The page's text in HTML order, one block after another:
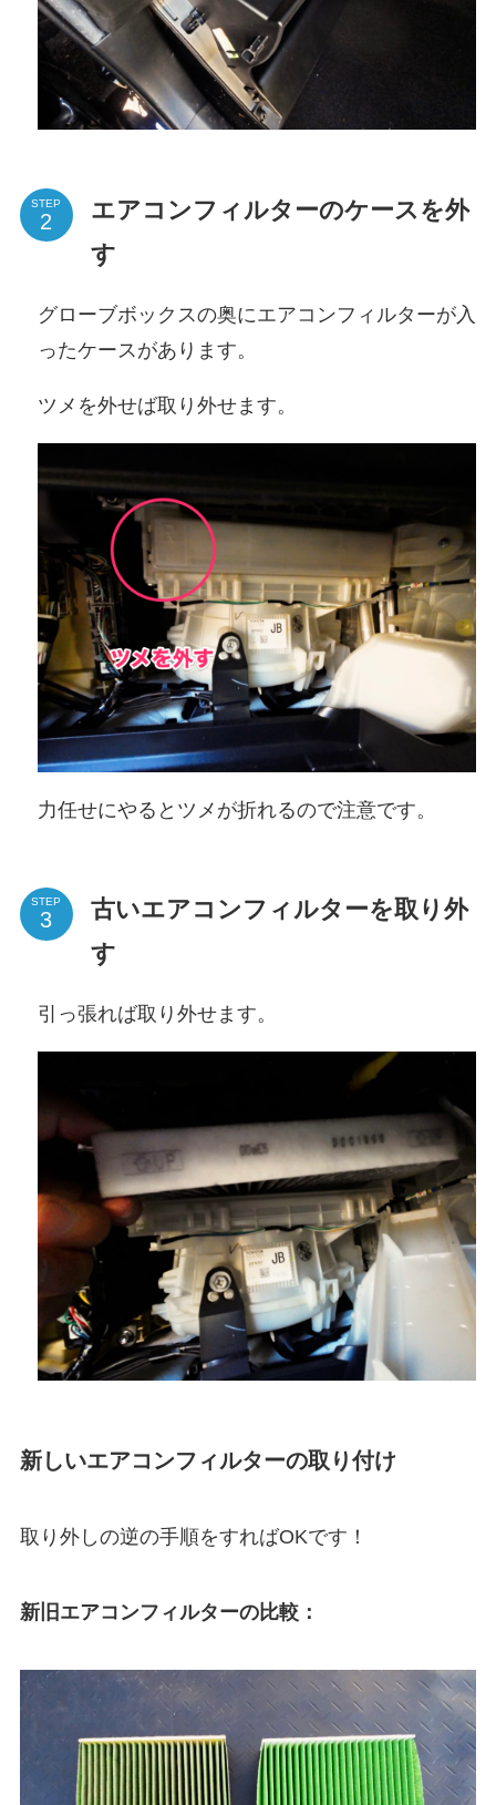
STEP
エアコンフィルターのケースを外
す
グローブボックスの奥にエアコンフィルターが入
ったケースがあります。
ツメを外せば取り外せます。
力任せにやるとツメが折れるので注意です。
STEP
古いエアコンフィルターを取り外
す
引っ張れば取り外せます。
新しいエアコンフィルターの取り付け
取り外しの逆の手順をすればOKです！
新旧エアコンフィルターの比較：